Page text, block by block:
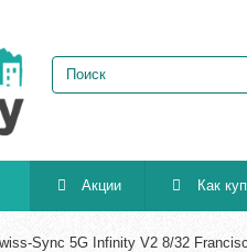
Акции Как
Sync 5G Infinity V2 8/32